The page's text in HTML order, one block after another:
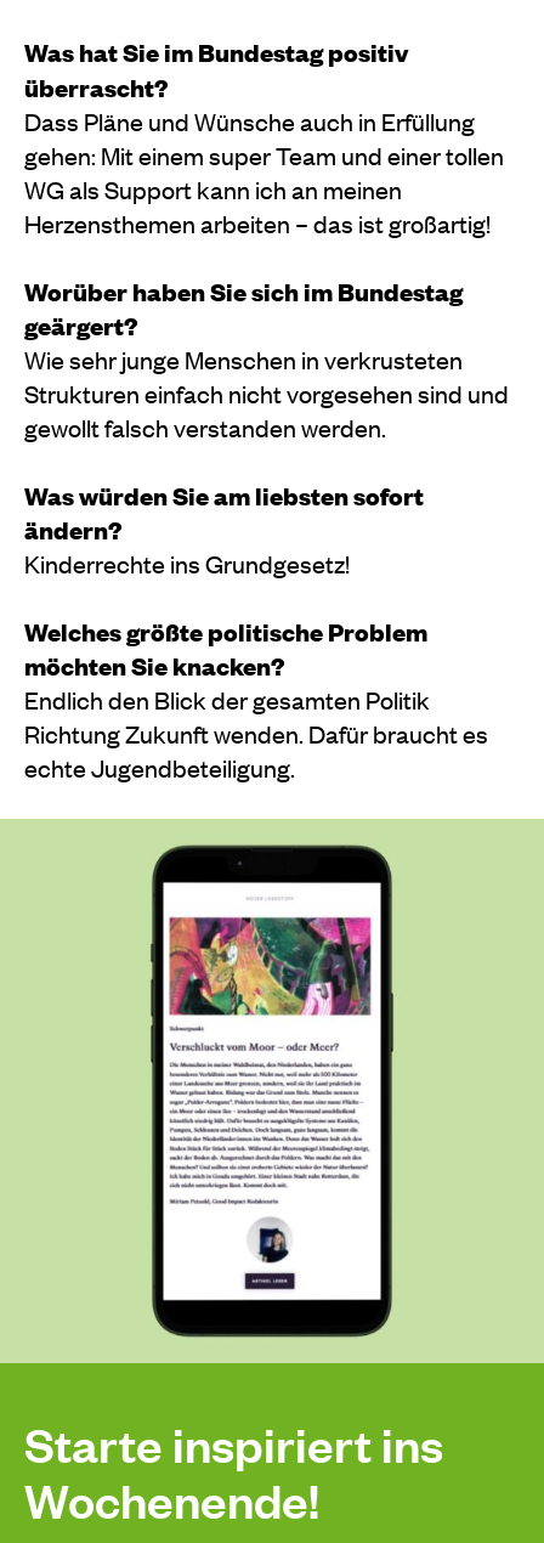
Was hat Sie im Bundestag positiv
überrascht?
Dass Pläne und Wünsche auch in Erfüllung
gehen: Mit einem super Team und einer tollen
WG als Support kann ich an meinen
Herzensthemen arbeiten – das ist großartig!
Worüber haben Sie sich im Bundestag
geärgert?
Wie sehr junge Menschen in verkrusteten
Strukturen einfach nicht vorgesehen sind und
gewollt falsch verstanden werden.
Was würden Sie am liebsten sofort
ändern?
Kinderrechte ins Grundgesetz!
Welches größte politische Problem
möchten Sie knacken?
Endlich den Blick der gesamten Politik
Richtung Zukunft wenden. Dafür braucht es
echte Jugendbeteiligung.
Starte inspiriert ins
Wochenende!